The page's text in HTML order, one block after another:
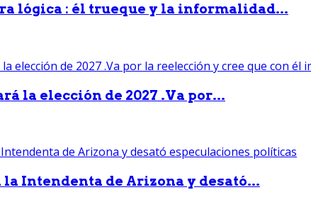
lógica : él trueque y la informalidad...
la elección de 2027 .Va por...
la Intendenta de Arizona y desató...